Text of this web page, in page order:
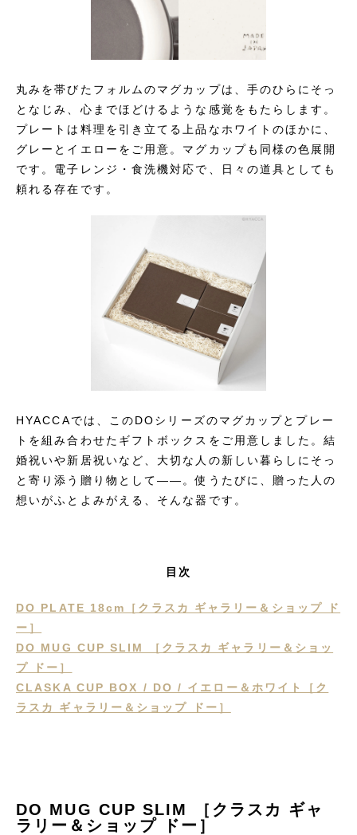
丸みを帯びたフォルムのマグカップは、手のひらにそっ
となじみ、心までほどけるような感覚をもたらします。
プレートは料理を引き立てる上品なホワイトのほかに、
グレーとイエローをご用意。マグカップも同様の色展開
です。電子レンジ・食洗機対応で、日々の道具としても
頼れる存在です。
HYACCAでは、このDOシリーズのマグカップとプレー
トを組み合わせたギフトボックスをご用意しました。結
婚祝いや新居祝いなど、大切な人の新しい暮らしにそっ
と寄り添う贈り物として――。使うたびに、贈った人の
想いがふとよみがえる、そんな器です。
目次
DO PLATE 18cm［クラスカ ギャラリー＆ショップ ド
ー］
DO MUG CUP SLIM ［クラスカ ギャラリー＆ショッ
プ ドー］
CLASKA CUP BOX / DO / イエロー＆ホワイト［ク
ラスカ ギャラリー＆ショップ ドー］
DO MUG CUP SLIM ［クラスカ ギャ
ラリー＆ショップ ドー］